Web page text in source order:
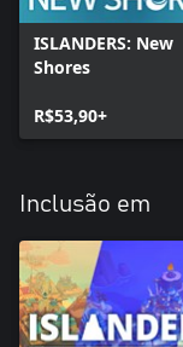
ISLANDERS: New
Shores
R$53,90+
Inclusão em